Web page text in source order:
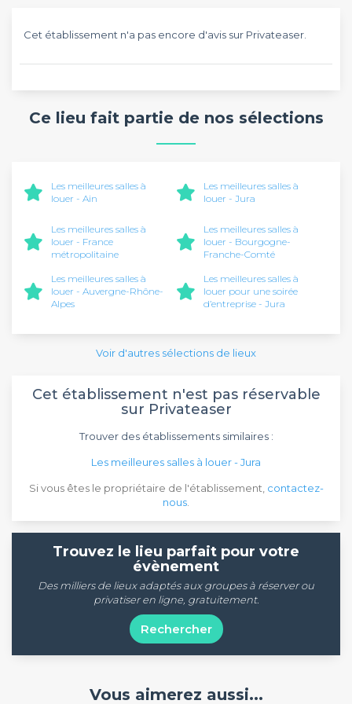
Cet établissement n'a pas encore d'avis sur Privateaser.
Ce lieu fait partie de nos sélections
Les meilleures salles à
louer - Ain
Les meilleures salles à
louer - Jura
Les meilleures salles à
louer - France
métropolitaine
Les meilleures salles à
louer - Bourgogne-
Franche-Comté
Les meilleures salles à
louer - Auvergne-Rhône-
Alpes
Les meilleures salles à
louer pour une soirée
d’entreprise - Jura
Voir d'autres sélections de lieux
Cet établissement n'est pas réservable
sur Privateaser
Trouver des établissements similaires :
Les meilleures salles à louer - Jura
Si vous êtes le propriétaire de l'établissement, contactez-
nous
Trouvez le lieu parfait pour votre
évènement
Des milliers de lieux adaptés aux groupes à réserver ou
privatiser en ligne, gratuitement.
Rechercher
Vous aimerez aussi...